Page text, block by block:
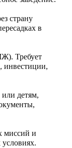
страну
в
Требует
инвестиции,
или детям,
миссий и